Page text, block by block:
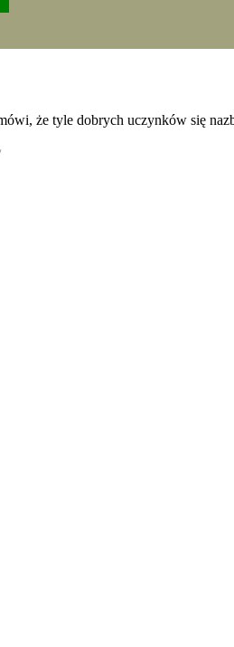
że tyle dobrych uczynków się